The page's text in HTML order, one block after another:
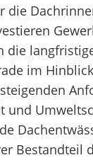
die
die
im
und
Bestandteil